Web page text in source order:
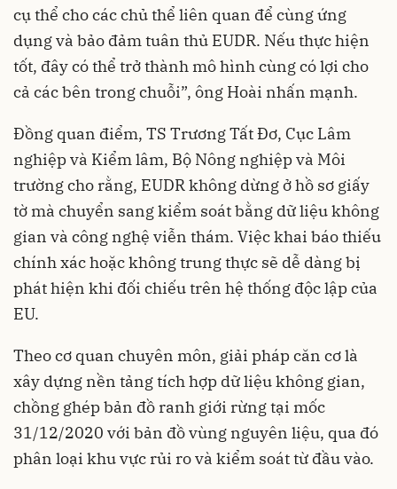
cụ thể cho các chủ thể liên quan để cùng ứng
dụng và bảo đảm tuân thủ EUDR. Nếu thực hiện
tốt, đây có thể trở thành mô hình cùng có lợi cho
cả các bên trong chuỗi”, ông Hoài nhấn mạnh.
Đồng quan điểm, TS Trương Tất Đơ, Cục Lâm
nghiệp và Kiểm lâm, Bộ Nông nghiệp và Môi
trường cho rằng, EUDR không dừng ở hồ sơ giấy
tờ mà chuyển sang kiểm soát bằng dữ liệu không
gian và công nghệ viễn thám. Việc khai báo thiếu
chính xác hoặc không trung thực sẽ dễ dàng bị
phát hiện khi đối chiếu trên hệ thống độc lập của
EU.
Theo cơ quan chuyên môn, giải pháp căn cơ là
xây dựng nền tảng tích hợp dữ liệu không gian,
chồng ghép bản đồ ranh giới rừng tại mốc
31/12/2020 với bản đồ vùng nguyên liệu, qua đó
phân loại khu vực rủi ro và kiểm soát từ đầu vào.